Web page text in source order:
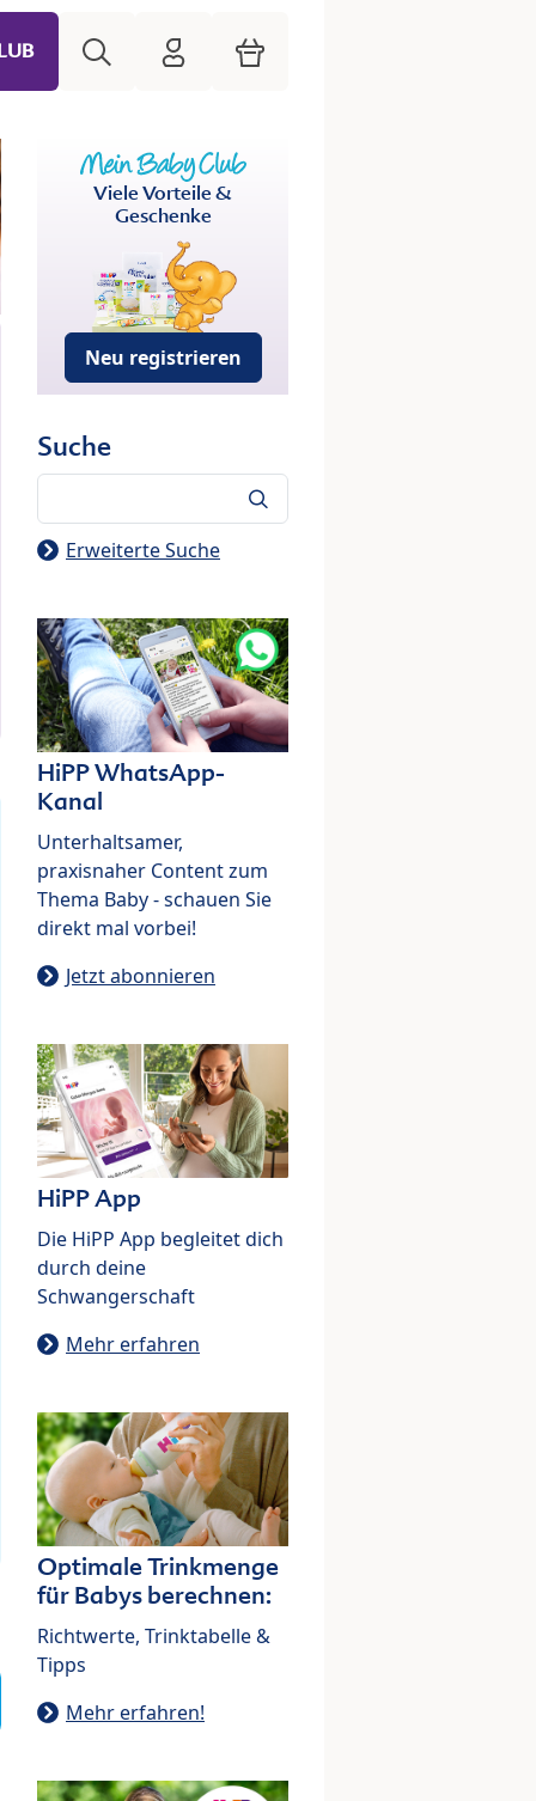
HiPP Mein Babyclub
Warenkorb
Viele Vorteile &
Geschenke
Neu registrieren
Suche
Erweiterte Suche
HiPP WhatsApp-
Kanal
Unterhaltsamer,
praxisnaher Content zum
Thema Baby - schauen Sie
direkt mal vorbei!
Jetzt abonnieren
HiPP App
Die HiPP App begleitet dich
durch deine
Schwangerschaft
Mehr erfahren
Optimale Trinkmenge
für Babys berechnen:
Richtwerte, Trinktabelle &
Tipps
Mehr erfahren!